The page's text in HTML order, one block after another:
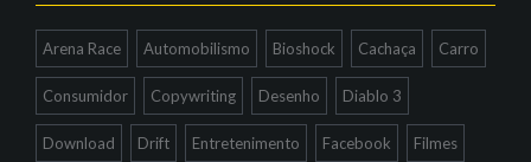
Arena Race Automobilismo Bioshock Cachaça Carro
Consumidor Copywriting Desenho Diablo 3
Download Drift Entretenimento Facebook Filmes